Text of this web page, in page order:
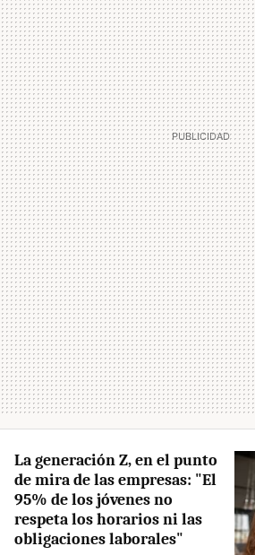
La generación Z, en el punto
de mira de las empresas: "El
95% de los jóvenes no
respeta los horarios ni las
obligaciones laborales"